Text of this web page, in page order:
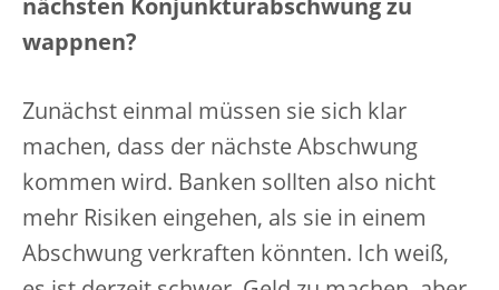
nächsten Konjunkturabschwung zu
wappnen?
Zunächst einmal müssen sie sich klar
machen, dass der nächste Abschwung
kommen wird. Banken sollten also nicht
mehr Risiken eingehen, als sie in einem
Abschwung verkraften könnten. Ich weiß,